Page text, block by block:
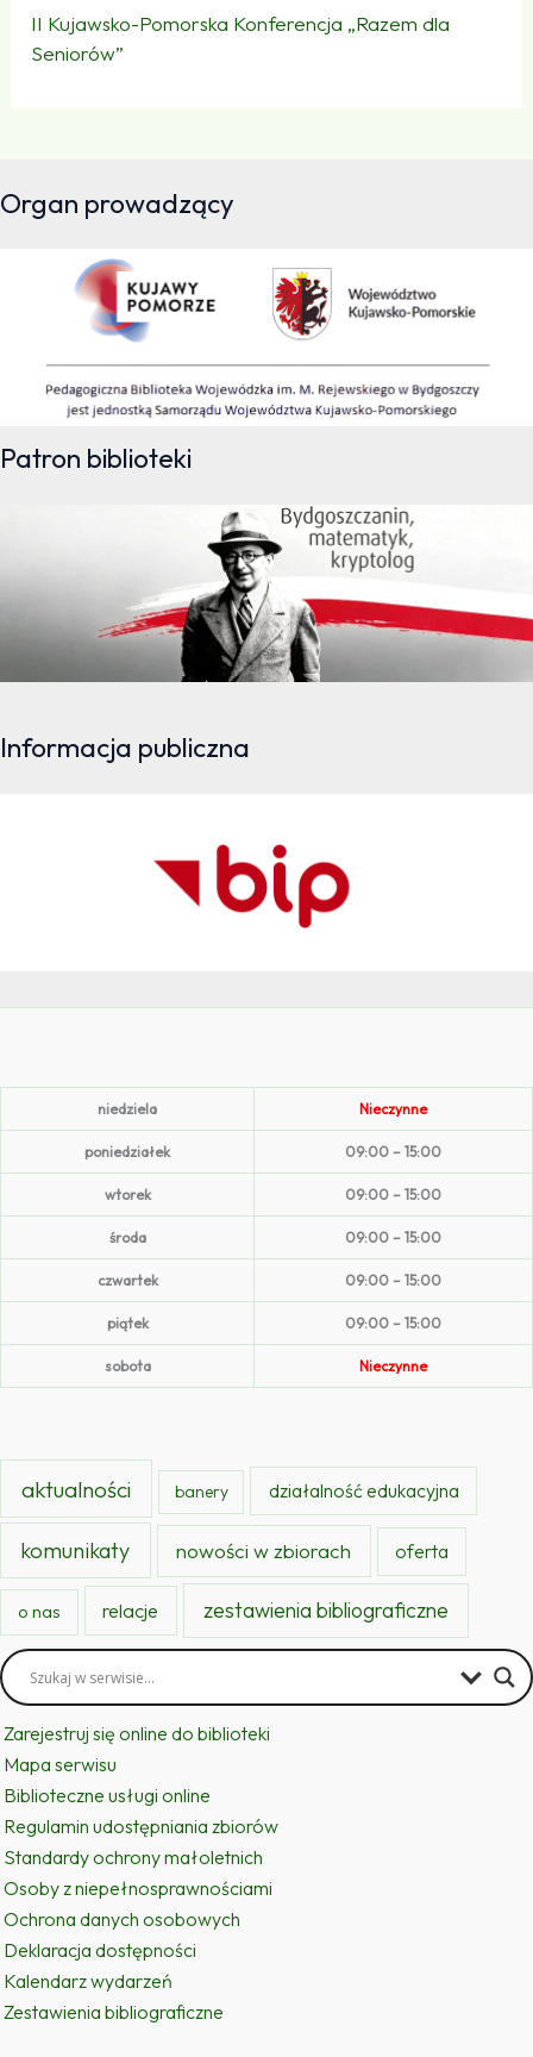
II Kujawsko-Pomorska Konferencja „Razem dla
Seniorów”
Organ prowadzący
Patron biblioteki
Informacja publiczna
niedziela Nieczynne
poniedziałek 09:00 – 15:00
wtorek 09:00 – 15:00
środa 09:00 – 15:00
czwartek 09:00 – 15:00
piątek 09:00 – 15:00
sobota Nieczynne
aktualności banery działalność edukacyjna
komunikaty nowości w zbiorach oferta
o nas relacje zestawienia bibliograficzne
Zarejestruj się online do biblioteki
Mapa serwisu
Biblioteczne usługi online
Regulamin udostępniania zbiorów
Standardy ochrony małoletnich
Osoby z niepełnosprawnościami
Ochrona danych osobowych
Deklaracja dostępności
Kalendarz wydarzeń
Zestawienia bibliograficzne